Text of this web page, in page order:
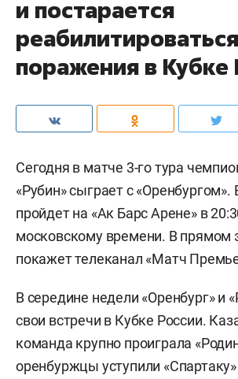
и постарается
поражения в Кубке
Сегодня в матче 3-го тура
«Рубин» сыграет с «Оренбургом».
пройдет на «Ак Барс Арене» в
московскому времени. В прямом
покажет телеканал «Матч
В середине недели «Оренбург» и
свои встречи в Кубке России.
команда крупно проиграла
оренбуржцы уступили